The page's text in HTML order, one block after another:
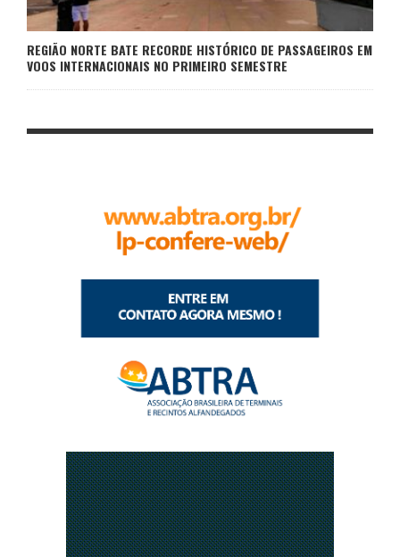
REGIÃO NORTE BATE RECORDE HISTÓRICO DE PASSAGEIROS EM
VOOS INTERNACIONAIS NO PRIMEIRO SEMESTRE